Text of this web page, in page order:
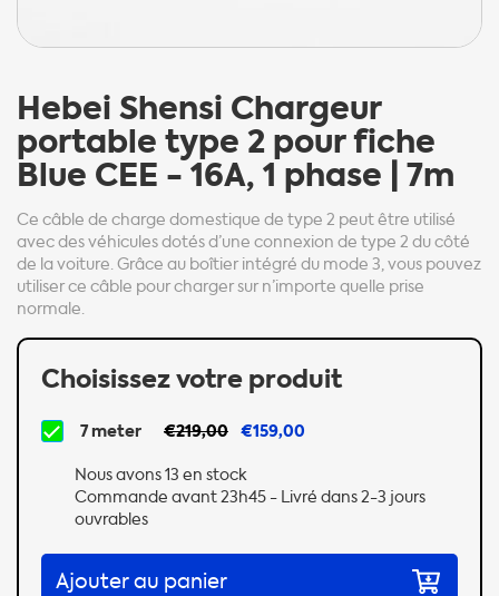
Hebei Shensi Chargeur
portable type 2 pour fiche
Blue CEE - 16A, 1 phase | 7m
Ce câble de charge domestique de type 2 peut être utilisé
avec des véhicules dotés d’une connexion de type 2 du côté
de la voiture. Grâce au boîtier intégré du mode 3, vous pouvez
utiliser ce câble pour charger sur n’importe quelle prise
normale.
Choisissez votre produit
7 meter €219,00 €159,00
Nous avons 13 en stock
Commande avant 23h45 - Livré dans 2-3 jours
ouvrables
Ajouter au panier